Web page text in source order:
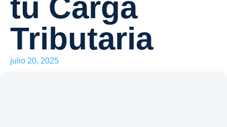
tu Carga
Tributaria
julio 20, 2025